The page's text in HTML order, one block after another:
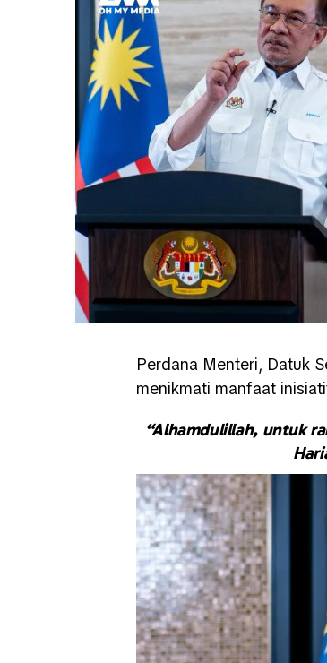
Perdana Menteri, Datuk
menikmati manfaat
“Alhamdulillah, untuk